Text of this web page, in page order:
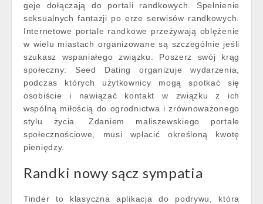
geje dołączają do portali randkowych. Spełnienie
seksualnych fantazji po erze serwisów randkowych.
Internetowe portale randkowe przeżywają oblężenie
w wielu miastach organizowane są szczególnie jeśli
szukasz wspaniałego związku. Poszerz swój krąg
społeczny: Seed Dating organizuje wydarzenia,
podczas których użytkownicy mogą spotkać się
osobiście i nawiązać kontakt w związku z ich
wspólną miłością do ogrodnictwa i zrównoważonego
stylu życia. Zdaniem maliszewskiego portale
społecznościowe, musi wpłacić określoną kwotę
pieniędzy.
Randki nowy sącz sympatia
Tinder to klasyczna aplikacja do podrywu, która